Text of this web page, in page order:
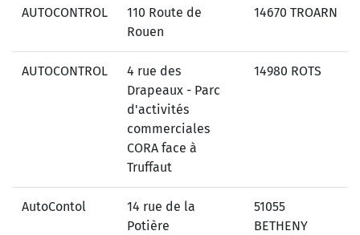
AUTOCONTROL
110 Route de
Rouen
14670 TROARN
AUTOCONTROL
4 rue des
Drapeaux - Parc
d'activités
commerciales
CORA face à
Truffaut
14980 ROTS
AutoContol
14 rue de la
Potière
51055
BETHENY